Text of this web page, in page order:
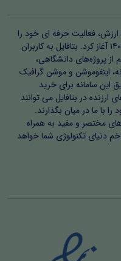
ارزش، فعالیت حرفه ای خود را
با اخذ مجوزهای مربوطه در شهریور ماه ۱۴۰۲ آغاز کرد. بتافایل به کاربران
از پروژه‌های دانشگاهی،
اینفوموشن و موشن گرافیک
این سامانه برای خرید
ارزنده در بتافایل می توانند
ما در میان بگذارند.
مختصر و مفید به همراه
دنیای تکنولوژی شما خواهد